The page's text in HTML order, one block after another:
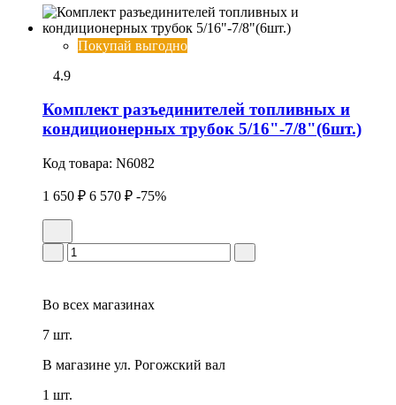
Покупай выгодно
4.9
Комплект разъединителей топливных и
кондиционерных трубок 5/16"-7/8"(6шт.)
Код товара: N6082
1 650 ₽ 6 570 ₽ -75%
Во всех магазинах
7 шт.
В магазине ул. Рогожский вал
1 шт.